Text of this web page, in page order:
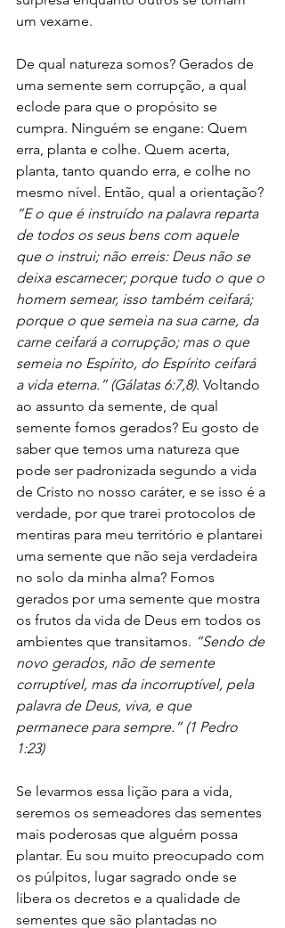
um vexame.
De qual natureza somos? Gerados de
uma semente sem corrupção, a qual
eclode para que o propósito se
cumpra. Ninguém se engane: Quem
erra, planta e colhe. Quem acerta,
planta, tanto quando erra, e colhe no
mesmo nível. Então, qual a orientação?
“E o que é instruído na palavra reparta
de todos os seus bens com aquele
que o instrui; não erreis: Deus não se
deixa escarnecer; porque tudo o que o
homem semear, isso também ceifará;
porque o que semeia na sua carne, da
carne ceifará a corrupção; mas o que
semeia no Espírito, do Espírito ceifará
a vida eterna.” (Gálatas 6:7,8). Voltando
ao assunto da semente, de qual
semente fomos gerados? Eu gosto de
saber que temos uma natureza que
pode ser padronizada segundo a vida
de Cristo no nosso caráter, e se isso é a
verdade, por que trarei protocolos de
mentiras para meu território e plantarei
uma semente que não seja verdadeira
no solo da minha alma? Fomos
gerados por uma semente que mostra
os frutos da vida de Deus em todos os
ambientes que transitamos. “Sendo de
novo gerados, não de semente
corruptível, mas da incorruptível, pela
palavra de Deus, viva, e que
permanece para sempre.” (1 Pedro
1:23)
Se levarmos essa lição para a vida,
seremos os semeadores das sementes
mais poderosas que alguém possa
plantar. Eu sou muito preocupado com
os púlpitos, lugar sagrado onde se
libera os decretos e a qualidade de
sementes que são plantadas no